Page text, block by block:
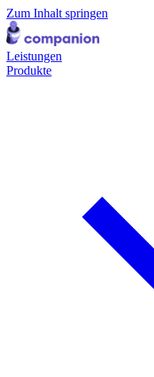
Zum Inhalt springen
Leistungen
Produkte